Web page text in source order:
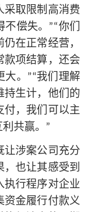
采取限制高消费
偿失。”“你们
在正常经营，
款项结算，还会
大。”“我们理解
持生计，他们的
付，我们可以主
共赢。”
让涉案公司充分
，也让其感受到
执行程序对企业
资金履行付款义